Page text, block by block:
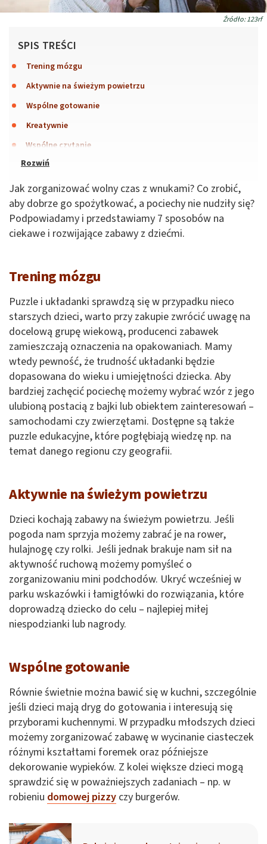
Źródło: 123rf
SPIS TREŚCI
Trening mózgu
Aktywnie na świeżym powietrzu
Wspólne gotowanie
Kreatywnie
Wspólne czytanie
Jak zorganizować wolny czas z wnukami? Co zrobić,
aby dobrze go spożytkować, a pociechy nie nudziły się?
Podpowiadamy i przedstawiamy 7 sposobów na
ciekawe i rozwijające zabawy z dziećmi.
Trening mózgu
Puzzle i układanki sprawdzą się w przypadku nieco
starszych dzieci, warto przy zakupie zwrócić uwagę na
docelową grupę wiekową, producenci zabawek
zamieszczają oznaczenia na opakowaniach. Mamy
wtedy pewność, że trudność układanki będzie
dopasowana do wieku i umiejętności dziecka. Aby
bardziej zachęcić pociechę możemy wybrać wzór z jego
ulubioną postacią z bajki lub obiektem zainteresowań –
samochodami czy zwierzętami. Dostępne są także
puzzle edukacyjne, które pogłębiają wiedzę np. na
temat danego regionu czy geografii.
Aktywnie na świeżym powietrzu
Dzieci kochają zabawy na świeżym powietrzu. Jeśli
pogoda nam sprzyja możemy zabrać je na rower,
hulajnogę czy rolki. Jeśli jednak brakuje nam sił na
aktywność ruchową możemy pomyśleć o
zorganizowaniu mini podchodów. Ukryć wcześniej w
parku wskazówki i łamigłówki do rozwiązania, które
doprowadzą dziecko do celu – najlepiej miłej
niespodzianki lub nagrody.
Wspólne gotowanie
Równie świetnie można bawić się w kuchni, szczególnie
jeśli dzieci mają dryg do gotowania i interesują się
przyborami kuchennymi. W przypadku młodszych dzieci
możemy zorganizować zabawę w wycinanie ciasteczek
różnymi kształtami foremek oraz późniejsze
dekorowanie wypieków. Z kolei większe dzieci mogą
sprawdzić się w poważniejszych zadaniach – np. w
robieniu domowej pizzy czy burgerów.